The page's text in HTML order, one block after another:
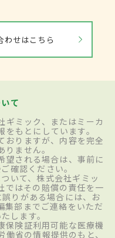
わせはこちら
て
ギミック、またはミーカ
もとにしています。
おりますが、内容を完全
ません。
望される場合は、事前に
確認ください。
いて、株式会社ギミッ
ではその賠償の責任を一
りがある場合には、お
集部までご連絡をいただ
します。
保険証利用可能な医療機
省の情報提供のもと、